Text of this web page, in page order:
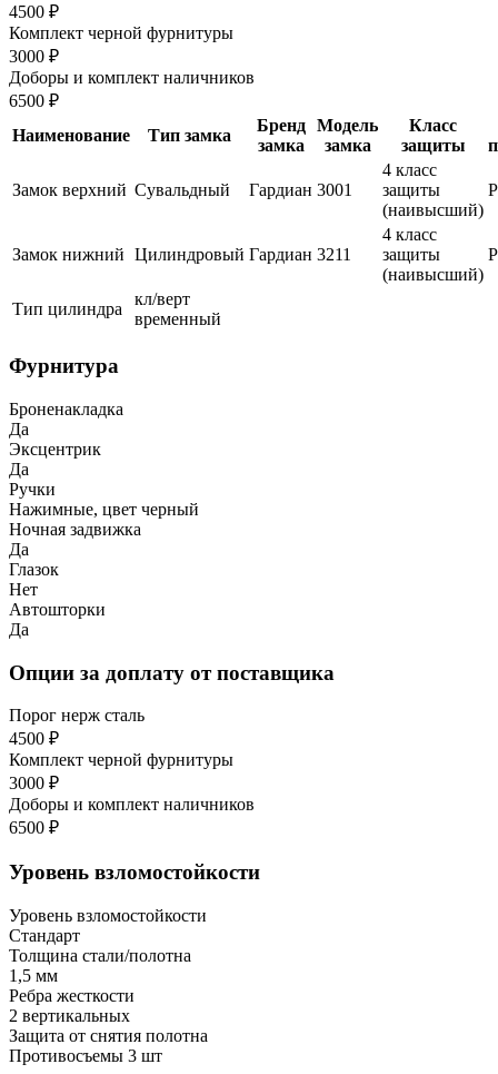
4500 ₽
Комплект черной фурнитуры
3000 ₽
Доборы и комплект наличников
6500 ₽
Наименование
Тип замка
Бренд
замка
Модель
замка
Класс
защиты
Замок верхний Сувальдный Гардиан 3001
4 класс
защиты
(наивысший)
Замок нижний Цилиндровый Гардиан 3211
4 класс
защиты
(наивысший)
Тип цилиндра
кл/верт
временный
Фурнитура
Броненакладка
Да
Эксцентрик
Да
Ручки
Нажимные, цвет черный
Ночная задвижка
Да
Глазок
Нет
Автошторки
Да
Опции за доплату от поставщика
Порог нерж сталь
4500 ₽
Комплект черной фурнитуры
3000 ₽
Доборы и комплект наличников
6500 ₽
Уровень взломостойкости
Уровень взломостойкости
Стандарт
Толщина стали/полотна
1,5 мм
Ребра жесткости
2 вертикальных
Защита от снятия полотна
Противосъемы 3 шт